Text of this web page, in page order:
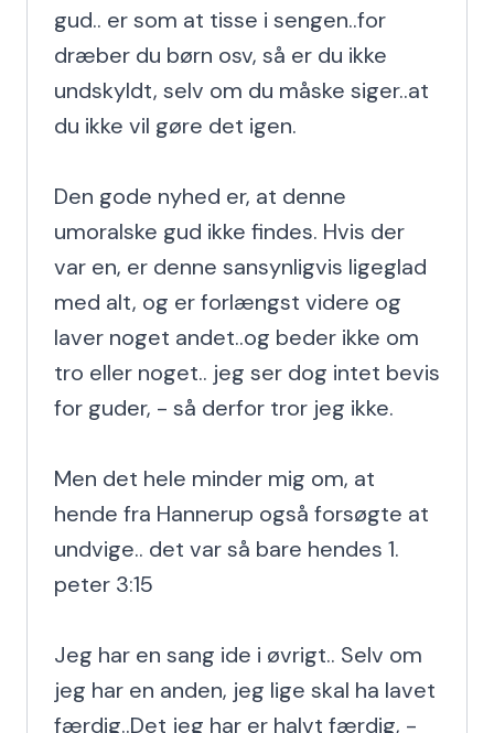
gud.. er som at tisse i sengen..for
dræber du børn osv, så er du ikke
undskyldt, selv om du måske siger..at
du ikke vil gøre det igen.
Den gode nyhed er, at denne
umoralske gud ikke findes. Hvis der
var en, er denne sansynligvis ligeglad
med alt, og er forlængst videre og
laver noget andet..og beder ikke om
tro eller noget.. jeg ser dog intet bevis
for guder, - så derfor tror jeg ikke.
Men det hele minder mig om, at
hende fra Hannerup også forsøgte at
undvige.. det var så bare hendes 1.
peter 3:15
Jeg har en sang ide i øvrigt.. Selv om
jeg har en anden, jeg lige skal ha lavet
færdig..Det jeg har er halvt færdig, -